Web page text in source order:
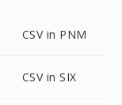
CSV in PNM
CSV in SIX